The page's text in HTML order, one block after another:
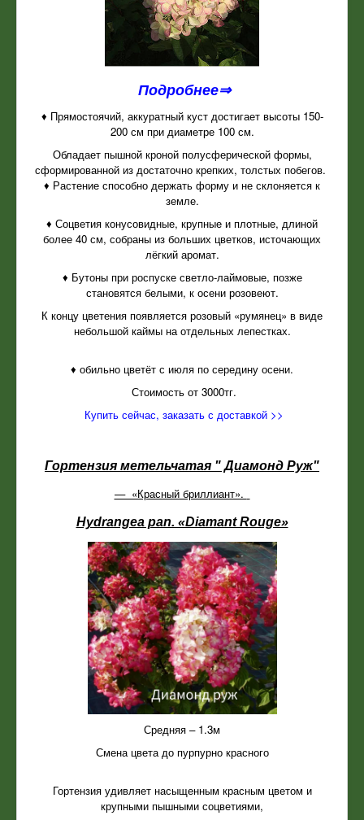
Подробнее⇒
♦ Прямостоячий, аккуратный куст достигает высоты 150-
200 см при диаметре 100 см.
Обладает пышной кроной полусферической формы,
сформированной из достаточно крепких, толстых побегов.
♦ Растение способно держать форму и не склоняется к
земле.
♦ Соцветия конусовидные, крупные и плотные, длиной
более 40 см, собраны из больших цветков, источающих
лёгкий аромат.
♦ Бутоны при роспуске светло-лаймовые, позже
становятся белыми, к осени розовеют.
К концу цветения появляется розовый «румянец» в виде
небольшой каймы на отдельных лепестках.
♦ обильно цветёт с июля по середину осени.
Стоимость от 3000тг.
Купить сейчас, заказать с доставкой >>
Гортензия метельчатая " Диамонд Руж"
— «Красный бриллиант».
Hydrangea pan. «Diamant Rouge»
Средняя – 1.3м
Смена цвета до пурпурно красного
Гортензия удивляет насыщенным красным цветом и
крупными пышными соцветиями,